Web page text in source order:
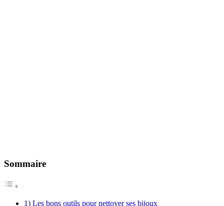
Sommaire
1) Les bons outils pour nettoyer ses bijoux